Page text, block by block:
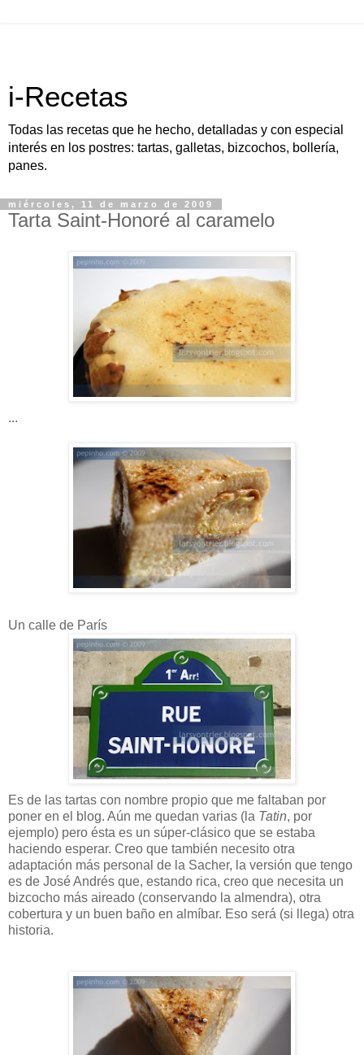
i-Recetas
Todas las recetas que he hecho, detalladas y con especial
interés en los postres: tartas, galletas, bizcochos, bollería,
panes.
miércoles, 11 de marzo de 2009
Tarta Saint-Honoré al caramelo
...
Un calle de París
Es de las tartas con nombre propio que me faltaban por
poner en el blog. Aún me quedan varias (la Tatin, por
ejemplo) pero ésta es un súper-clásico que se estaba
haciendo esperar. Creo que también necesito otra
adaptación más personal de la Sacher, la versión que tengo
es de José Andrés que, estando rica, creo que necesita un
bizcocho más aireado (conservando la almendra), otra
cobertura y un buen baño en almíbar. Eso será (si llega) otra
historia.